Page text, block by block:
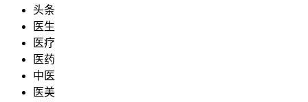
头条
医生
医疗
医药
中医
医美